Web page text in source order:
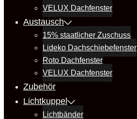
VELUX Dachfenster
Austausch
15% staatlicher Zuschuss
Lideko Dachschiebefenster
Roto Dachfenster
VELUX Dachfenster
Zubehör
Lichtkuppel
Lichtbänder